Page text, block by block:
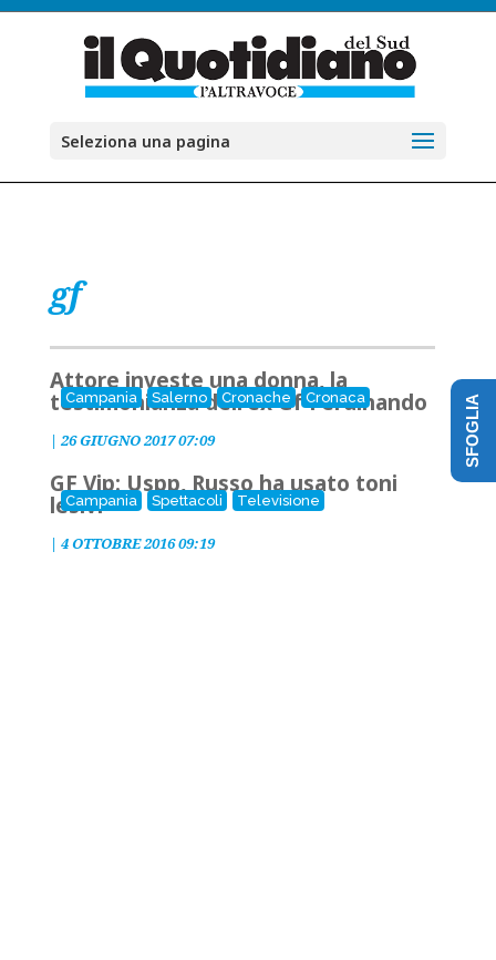
Seleziona una pagina
gf
Campania Salerno Cronache Cronaca
Attore investe una donna, la
testimonianza dell'ex Gf Ferdinando
| 26 GIUGNO 2017 07:09
Campania Spettacoli Televisione
GF Vip: Uspp, Russo ha usato toni
lesivi
| 4 OTTOBRE 2016 09:19
SFOGLIA